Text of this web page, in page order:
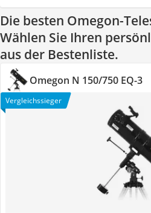
Die besten Omegon-
Wählen Sie Ihren
aus der Bestenliste.
Omegon N 150/750 EQ-3
Vergleichssieger